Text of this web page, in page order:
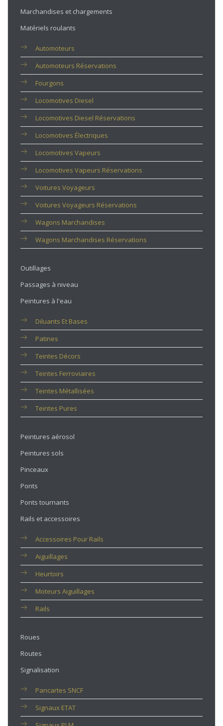
Marchandises et chargements
Matériels roulants
Automoteurs
Automoteurs Réservations
Fourgons
Locomotives Diesel
Locomotives Diesel Réservations
Locomotives Électriques
Locomotives Vapeurs
Locomotives Vapeurs Réservations
Voitures Voyageurs
Voitures Voyageurs Réservations
Wagons Marchandises
Wagons Marchandises Réservations
Outillages
Passages à niveau
Peintures à l'eau
Diluants Et Bases
Patines
Teintes Décors
Teintes Ferroviaires
Teintes Métallisées
Teintes Pures
Peintures aérosol
Peintures sols
Pinceaux
Ponts
Ponts tournants
Rails et accessoires
Accessoires Pour Rails
Aiguillages
Heurtoirs
Moteurs Aiguillages
Rails
Roues
Routes
Signalisation
Pancartes SNCF
Signaux ETAT